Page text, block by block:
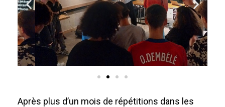
Après plus d’un mois de répétitions dans les